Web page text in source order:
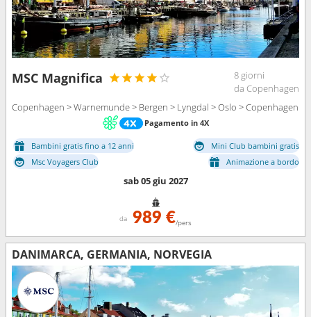
MSC Magnifica
8 giorni
da Copenhagen
Copenhagen > Warnemunde > Bergen > Lyngdal > Oslo > Copenhagen
Pagamento in 4X
Bambini gratis fino a 12 anni
Mini Club bambini gratis
Msc Voyagers Club
Animazione a bordo
sab 05 giu 2027
da 989 €/pers
DANIMARCA, GERMANIA, NORVEGIA